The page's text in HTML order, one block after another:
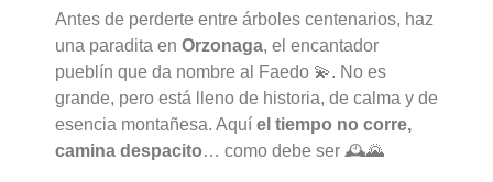
Antes de perderte entre árboles centenarios, haz
una paradita en Orzonaga, el encantador
pueblín que da nombre al Faedo 💫. No es
grande, pero está lleno de historia, de calma y de
esencia montañesa. Aquí el tiempo no corre,
camina despacito… como debe ser 🕰️🌄